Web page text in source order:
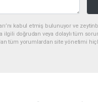
kabul etmiş bulunuyor ve
ilgili doğrudan veya dolaylı tüm
tüm yorumlardan site yönetimi